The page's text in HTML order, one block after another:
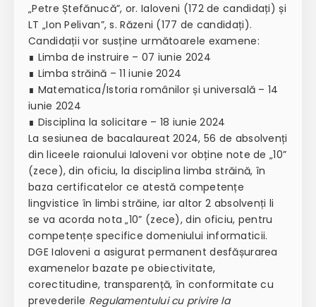
„Petre Ștefănucă”, or. Ialoveni (172 de candidați) și
LT „Ion Pelivan”, s. Răzeni (177 de candidați).
Candidații vor susține următoarele examene:
∎ Limba de instruire – 07 iunie 2024
∎ Limba străină – 11 iunie 2024
∎ Matematica/Istoria românilor și universală – 14
iunie 2024
∎ Disciplina la solicitare – 18 iunie 2024
La sesiunea de bacalaureat 2024, 56 de absolvenți
din liceele raionului Ialoveni vor obține note de „10”
(zece), din oficiu, la disciplina limba străină, în
baza certificatelor ce atestă competențe
lingvistice în limbi străine, iar altor 2 absolvenți li
se va acorda nota „10” (zece), din oficiu, pentru
competențe specifice domeniului informaticii.
DGE Ialoveni a asigurat permanent desfășurarea
examenelor bazate pe obiectivitate,
corectitudine, transparență, în conformitate cu
prevederile Regulamentului cu privire la